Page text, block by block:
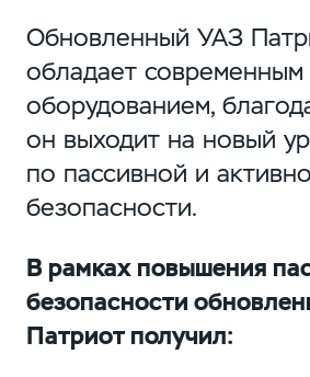
Обновленный УАЗ
обладает современным
оборудованием,
он выходит на новый
по пассивной и
безопасности.
В рамках повышения
безопасности
Патриот получил: